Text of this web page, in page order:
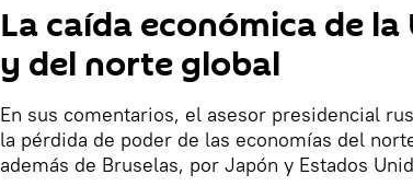
La caída económica de
y del norte global
En sus comentarios, el asesor presidencial
la pérdida de poder de las economías del
además de Bruselas, por Japón y Estados